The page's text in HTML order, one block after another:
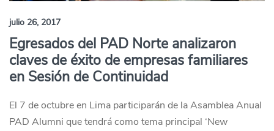
julio 26, 2017
Egresados del PAD Norte analizaron
claves de éxito de empresas familiares
en Sesión de Continuidad
El 7 de octubre en Lima participarán de la Asamblea Anual
PAD Alumni que tendrá como tema principal ‘New